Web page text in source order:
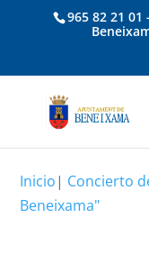
965 82 21 01
Inicio| Concierto
Beneixama"